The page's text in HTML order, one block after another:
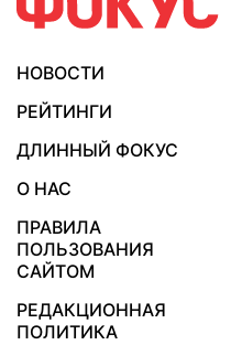
НОВОСТИ
РЕЙТИНГИ
ДЛИННЫЙ ФОКУС
О НАС
ПРАВИЛА
ПОЛЬЗОВАНИЯ
САЙТОМ
РЕДАКЦИОННАЯ
ПОЛИТИКА